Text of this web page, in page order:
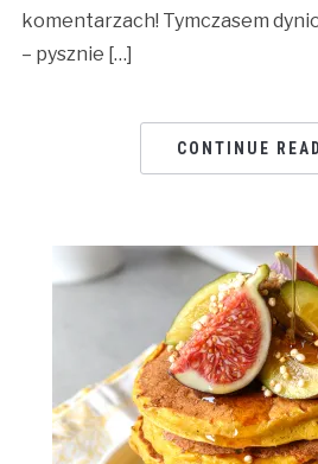
komentarzach! Tymczasem
– pysznie […]
CONTINUE